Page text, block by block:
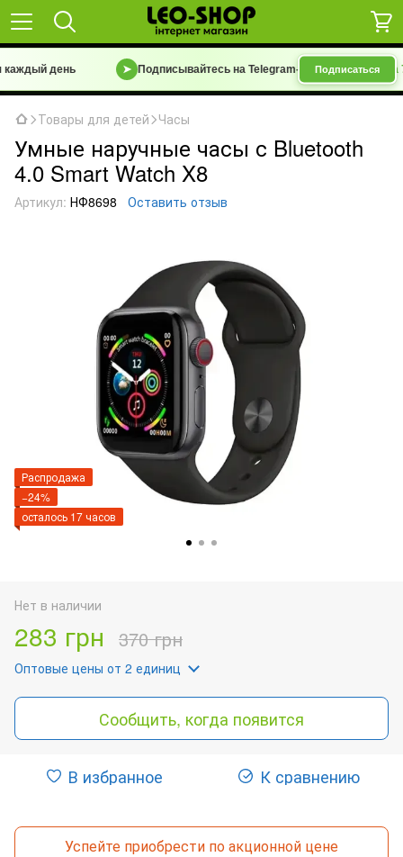
день Подписывайтесь на Telegram-канал«Барахолка 7
Подписаться
Товары для детей Часы
Умные наручные часы с Bluetooth
4.0 Smart Watch X8
Артикул: НФ8698 Оставить отзыв
Распродажа
−24%
осталось 17 часов
Нет в наличии
283 грн 370 грн
Оптовые цены от 2 единиц
Сообщить, когда появится
В избранное К сравнению
Успейте приобрести по акционной цене